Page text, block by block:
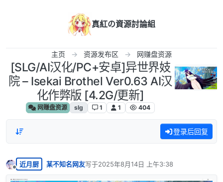
真紅の資源討論組
主页 资源发布区 网赚盘资源
[SLG/AI汉化/PC+安卓]异世界妓
院 – Isekai Brothel Ver0.63 AI汉
化作弊版 [4.2G/更新]
网赚盘资源 slg 1 1 404
登录后回复
离线
近月厨 某不知名网友写于2025年8月14日 上午3:38
最后由 编辑